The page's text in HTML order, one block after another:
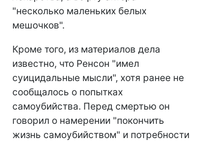
"несколько маленьких белых
мешочков".
Кроме того, из материалов дела
известно, что Ренсон "имел
суицидальные мысли", хотя ранее не
сообщалось о попытках
самоубийства. Перед смертью он
говорил о намерении "покончить
жизнь самоубийством" и потребности